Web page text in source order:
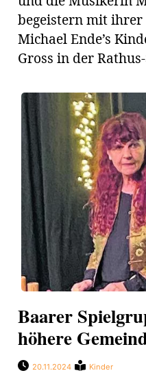
begeistern mit
Michael Ende’s
Gross in der
Baarer
höhere
20.11.2024 Kinder